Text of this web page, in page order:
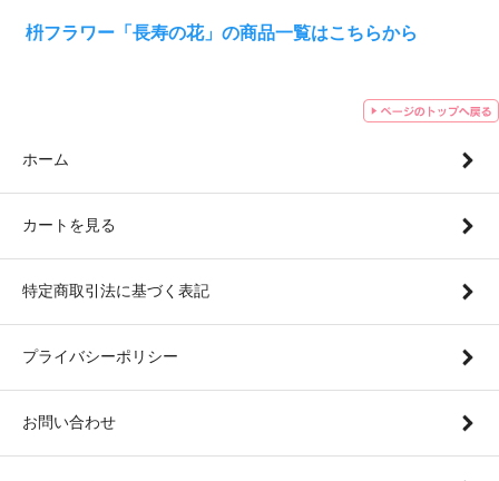
枡フラワー「長寿の花」の商品一覧はこちらから
ホーム
カートを見る
特定商取引法に基づく表記
プライバシーポリシー
お問い合わせ